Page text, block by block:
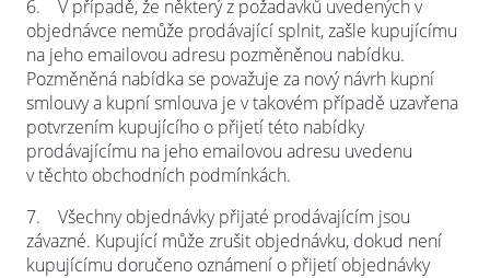
6. V případě, že některý z požadavků uvedených v
objednávce nemůže prodávající splnit, zašle kupujícímu
na jeho emailovou adresu pozměněnou nabídku.
Pozměněná nabídka se považuje za nový návrh kupní
smlouvy a kupní smlouva je v takovém případě uzavřena
potvrzením kupujícího o přijetí této nabídky
prodávajícímu na jeho emailovou adresu uvedenu
v těchto obchodních podmínkách.
7. Všechny objednávky přijaté prodávajícím jsou
závazné. Kupující může zrušit objednávku, dokud není
kupujícímu doručeno oznámení o přijetí objednávky